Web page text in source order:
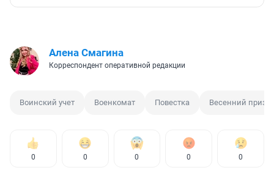
Алена Смагина
Корреспондент оперативной редакции
Воинский учет Военкомат Повестка Весенний
0 0 0 0 0